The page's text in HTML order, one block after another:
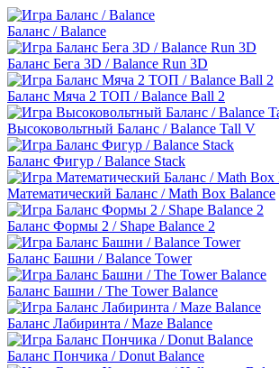
Баланс / Balance
Баланс Бега 3D / Balance Run 3D
Баланс Мяча 2 ТОП / Balance Ball 2
Высоковольтный Баланс / Balance Tall V
Баланс Фигур / Balance Stack
Математический Баланс / Math Box Balance
Баланс Формы 2 / Shape Balance 2
Баланс Башни / Balance Tower
Баланс Башни / The Tower Balance
Баланс Лабиринта / Maze Balance
Баланс Пончика / Donut Balance